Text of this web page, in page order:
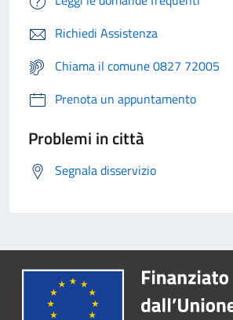
Richiedi Assistenza
Chiama il comune 0827 72005
Prenota un appuntamento
Problemi in città
Segnala disservizio